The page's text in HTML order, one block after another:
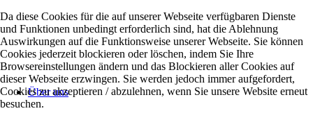
Über uns
Da diese Cookies für die auf unserer Webseite verfügbaren Dienste
und Funktionen unbedingt erforderlich sind, hat die Ablehnung
Auswirkungen auf die Funktionsweise unserer Webseite. Sie können
Cookies jederzeit blockieren oder löschen, indem Sie Ihre
Browsereinstellungen ändern und das Blockieren aller Cookies auf
dieser Webseite erzwingen. Sie werden jedoch immer aufgefordert,
Cookies zu akzeptieren / abzulehnen, wenn Sie unsere Website erneut
besuchen.